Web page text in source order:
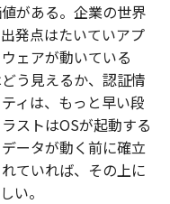
がある。企業の世界
発点はたいていアプ
ェアが動いている
う見えるか、認証情
ィは、もっと早い段
ストはOSが起動する
ータが動く前に確立
ていれば、その上に
い。